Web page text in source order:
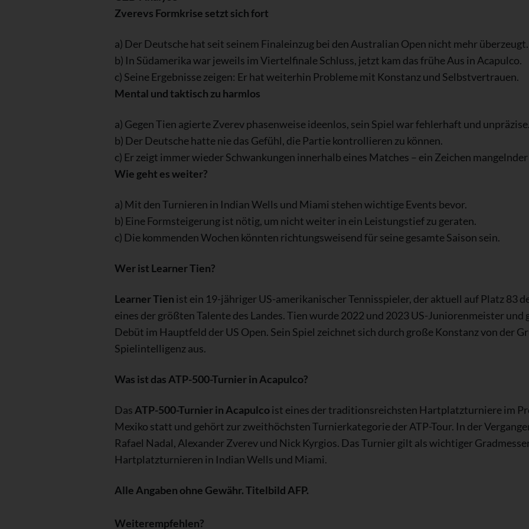
Zverevs Formkrise setzt sich fort
a) Der Deutsche hat seit seinem Finaleinzug bei den Australian Open nicht mehr überzeugt.
b) In Südamerika war jeweils im Viertelfinale Schluss, jetzt kam das frühe Aus in Acapulco.
c) Seine Ergebnisse zeigen: Er hat weiterhin Probleme mit Konstanz und Selbstvertrauen.
Mental und taktisch zu harmlos
a) Gegen Tien agierte Zverev phasenweise ideenlos, sein Spiel war fehlerhaft und unpräzise.
b) Der Deutsche hatte nie das Gefühl, die Partie kontrollieren zu können.
c) Er zeigt immer wieder Schwankungen innerhalb eines Matches – ein Zeichen
Wie geht es weiter?
a) Mit den Turnieren in Indian Wells und Miami stehen wichtige Events bevor.
b) Eine Formsteigerung ist nötig, um nicht weiter in ein Leistungstief zu geraten.
c) Die kommenden Wochen könnten richtungsweisend für seine gesamte Saison sein.
Wer ist Learner Tien?
Learner Tien ist ein 19-jähriger US-amerikanischer Tennisspieler, der aktuell auf Platz 83
eines der größten Talente des Landes. Tien wurde 2022 und 2023 US-Juniorenmeister und
Debüt im Hauptfeld der US Open. Sein Spiel zeichnet sich durch große Konstanz von der
Spielintelligenz aus.
Was ist das ATP-500-Turnier in Acapulco?
Das ATP-500-Turnier in Acapulcoist eines der traditionsreichsten Hartplatzturniere im
Mexiko statt und gehört zur zweithöchsten Turnierkategorie der ATP-Tour. In der
Rafael Nadal, Alexander Zverev und Nick Kyrgios. Das Turnier gilt als wichtiger
Hartplatzturnieren in Indian Wells und Miami.
Alle Angaben ohne Gewähr. Titelbild AFP.
Weiterempfehlen?